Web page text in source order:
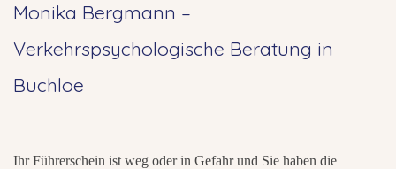
Monika Bergmann –
Verkehrspsychologische Beratung in
Buchloe
Ihr Führerschein ist weg oder in Gefahr und Sie haben die